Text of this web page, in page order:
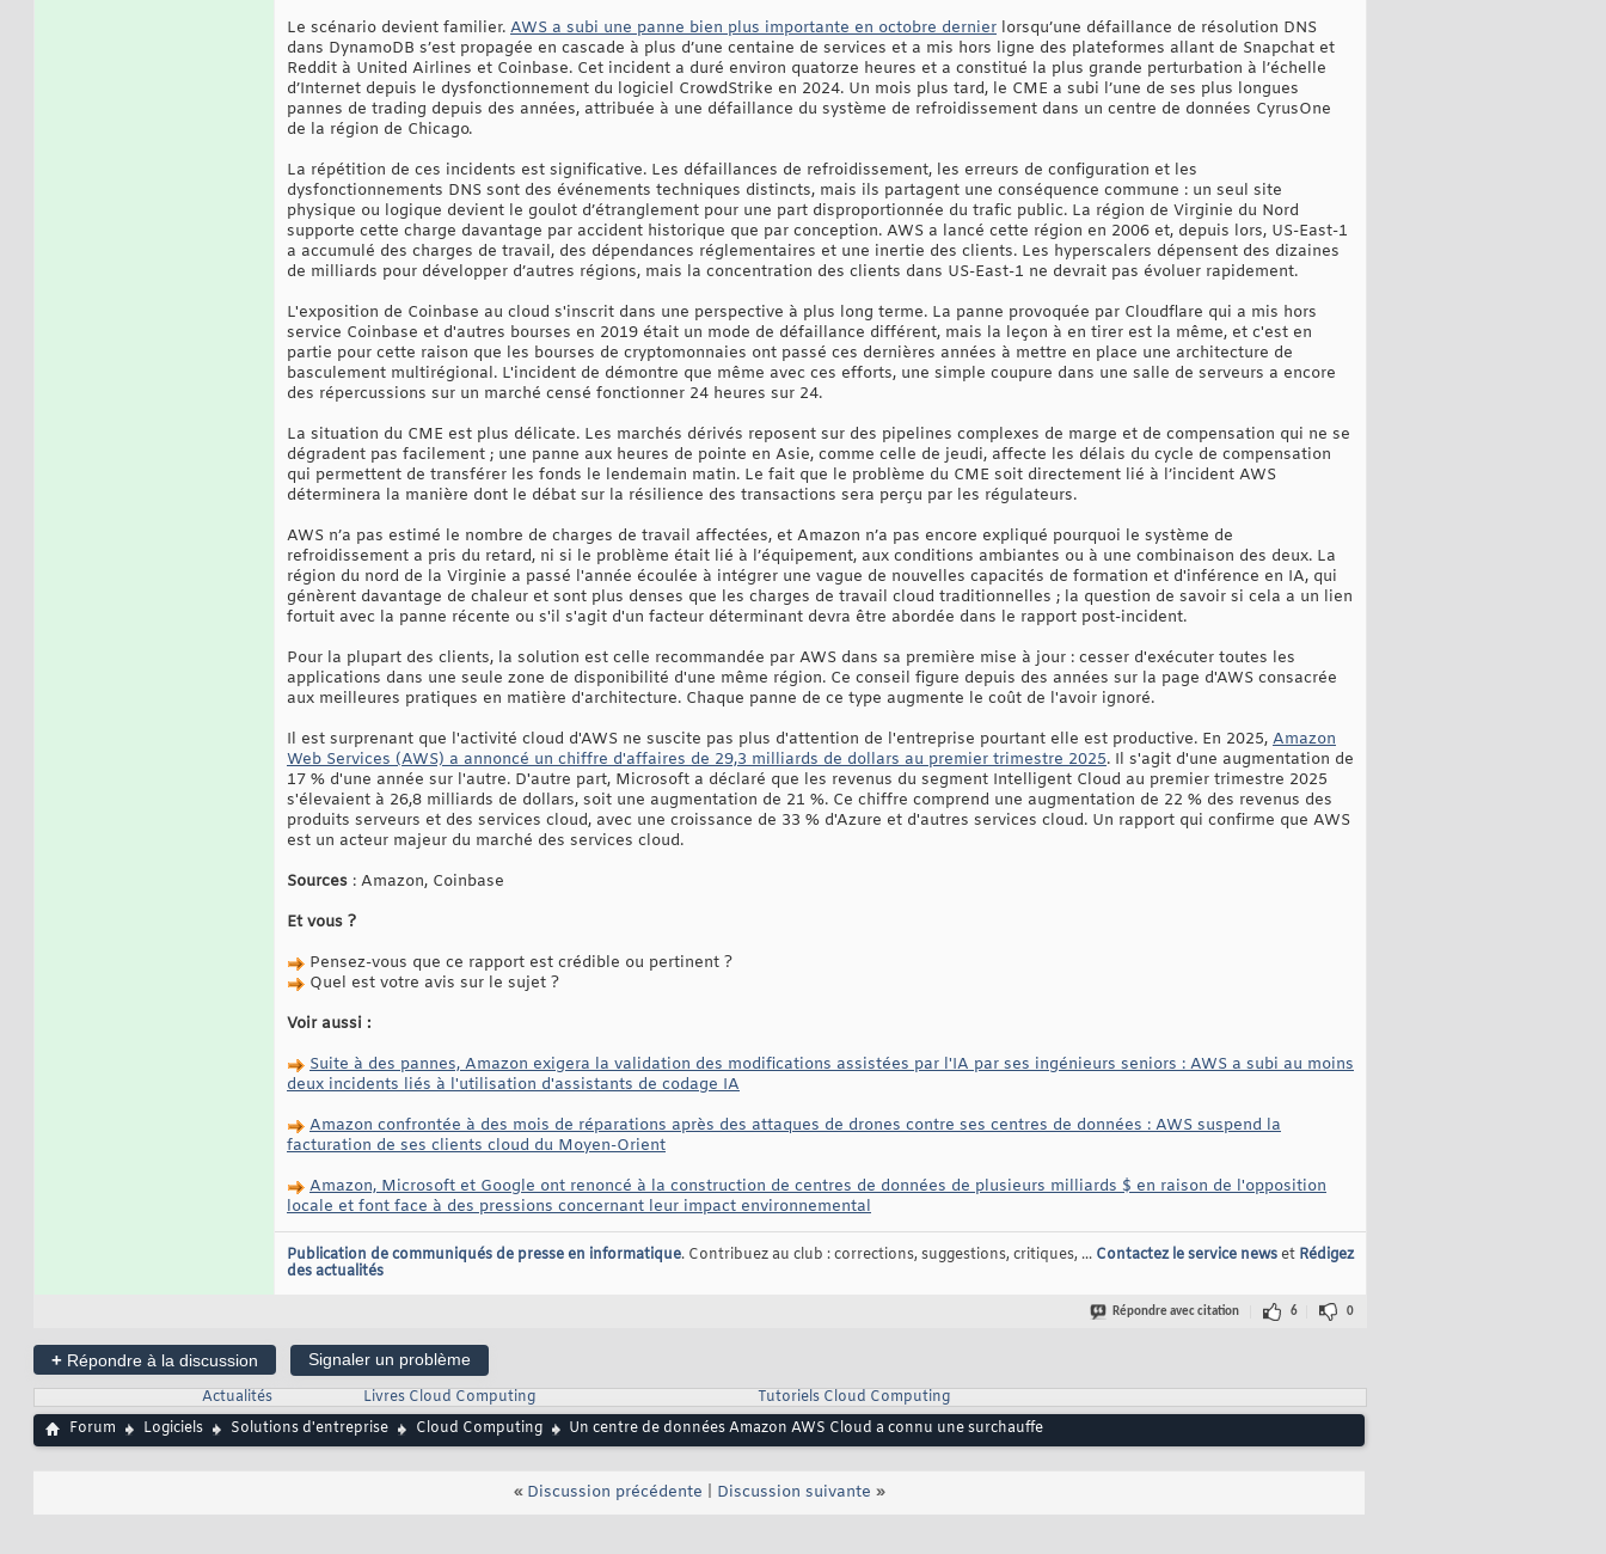
Le scénario devient familier. AWS a subi une panne bien plus importante en octobre dernier lorsqu’une défaillance de résolution DNS
dans DynamoDB s’est propagée en cascade à plus d’une centaine de services et a mis hors ligne des plateformes allant de Snapchat et
Reddit à United Airlines et Coinbase. Cet incident a duré environ quatorze heures et a constitué la plus grande perturbation à l’échelle
d’Internet depuis le dysfonctionnement du logiciel CrowdStrike en 2024. Un mois plus tard, le CME a subi l’une de ses plus longues
pannes de trading depuis des années, attribuée à une défaillance du système de refroidissement dans un centre de données CyrusOne
de la région de Chicago.
La répétition de ces incidents est significative. Les défaillances de refroidissement, les erreurs de configuration et les
dysfonctionnements DNS sont des événements techniques distincts, mais ils partagent une conséquence commune : un seul site
physique ou logique devient le goulot d’étranglement pour une part disproportionnée du trafic public. La région de Virginie du Nord
supporte cette charge davantage par accident historique que par conception. AWS a lancé cette région en 2006 et, depuis lors, US-East-1
a accumulé des charges de travail, des dépendances réglementaires et une inertie des clients. Les hyperscalers dépensent des dizaines
de milliards pour développer d’autres régions, mais la concentration des clients dans US-East-1 ne devrait pas évoluer rapidement.
L'exposition de Coinbase au cloud s'inscrit dans une perspective à plus long terme. La panne provoquée par Cloudflare qui a mis hors
service Coinbase et d'autres bourses en 2019 était un mode de défaillance différent, mais la leçon à en tirer est la même, et c'est en
partie pour cette raison que les bourses de cryptomonnaies ont passé ces dernières années à mettre en place une architecture de
basculement multirégional. L'incident de démontre que même avec ces efforts, une simple coupure dans une salle de serveurs a encore
des répercussions sur un marché censé fonctionner 24 heures sur 24.
La situation du CME est plus délicate. Les marchés dérivés reposent sur des pipelines complexes de marge et de compensation qui ne se
dégradent pas facilement ; une panne aux heures de pointe en Asie, comme celle de jeudi, affecte les délais du cycle de compensation
qui permettent de transférer les fonds le lendemain matin. Le fait que le problème du CME soit directement lié à l’incident AWS
déterminera la manière dont le débat sur la résilience des transactions sera perçu par les régulateurs.
AWS n’a pas estimé le nombre de charges de travail affectées, et Amazon n’a pas encore expliqué pourquoi le système de
refroidissement a pris du retard, ni si le problème était lié à l’équipement, aux conditions ambiantes ou à une combinaison des deux. La
région du nord de la Virginie a passé l'année écoulée à intégrer une vague de nouvelles capacités de formation et d'inférence en IA, qui
génèrent davantage de chaleur et sont plus denses que les charges de travail cloud traditionnelles ; la question de savoir si cela a un lien
fortuit avec la panne récente ou s'il s'agit d'un facteur déterminant devra être abordée dans le rapport post-incident.
Pour la plupart des clients, la solution est celle recommandée par AWS dans sa première mise à jour : cesser d'exécuter toutes les
applications dans une seule zone de disponibilité d'une même région. Ce conseil figure depuis des années sur la page d'AWS consacrée
aux meilleures pratiques en matière d'architecture. Chaque panne de ce type augmente le coût de l'avoir ignoré.
Il est surprenant que l'activité cloud d'AWS ne suscite pas plus d'attention de l'entreprise pourtant elle est productive. En 2025, Amazon
Web Services (AWS) a annoncé un chiffre d'affaires de 29,3 milliards de dollars au premier trimestre 2025. Il s'agit d'une augmentation de
17 % d'une année sur l'autre. D'autre part, Microsoft a déclaré que les revenus du segment Intelligent Cloud au premier trimestre 2025
s'élevaient à 26,8 milliards de dollars, soit une augmentation de 21 %. Ce chiffre comprend une augmentation de 22 % des revenus des
produits serveurs et des services cloud, avec une croissance de 33 % d'Azure et d'autres services cloud. Un rapport qui confirme que AWS
est un acteur majeur du marché des services cloud.
Sources : Amazon, Coinbase
Et vous ?
Pensez-vous que ce rapport est crédible ou pertinent ?
Quel est votre avis sur le sujet ?
Voir aussi :
Suite à des pannes, Amazon exigera la validation des modifications assistées par l'IA par ses ingénieurs seniors : AWS a subi au moins
deux incidents liés à l'utilisation d'assistants de codage IA
Amazon confrontée à des mois de réparations après des attaques de drones contre ses centres de données : AWS suspend la
facturation de ses clients cloud du Moyen-Orient
Amazon, Microsoft et Google ont renoncé à la construction de centres de données de plusieurs milliards $ en raison de l'opposition
locale et font face à des pressions concernant leur impact environnemental
Publication de communiqués de presse en informatique. Contribuez au club : corrections, suggestions, critiques, ... Contactez le service newset Rédigez
des actualités
Répondre avec citation 6 0
+ Répondre à la discussion
Signaler un problème
Actualités
Livres Cloud Computing
Tutoriels Cloud Computing
Forum
Logiciels Solutions d'entreprise Cloud Computing Un centre de données Amazon AWS Cloud a connu une surchauffe
« Discussion précédente Discussion suivante »